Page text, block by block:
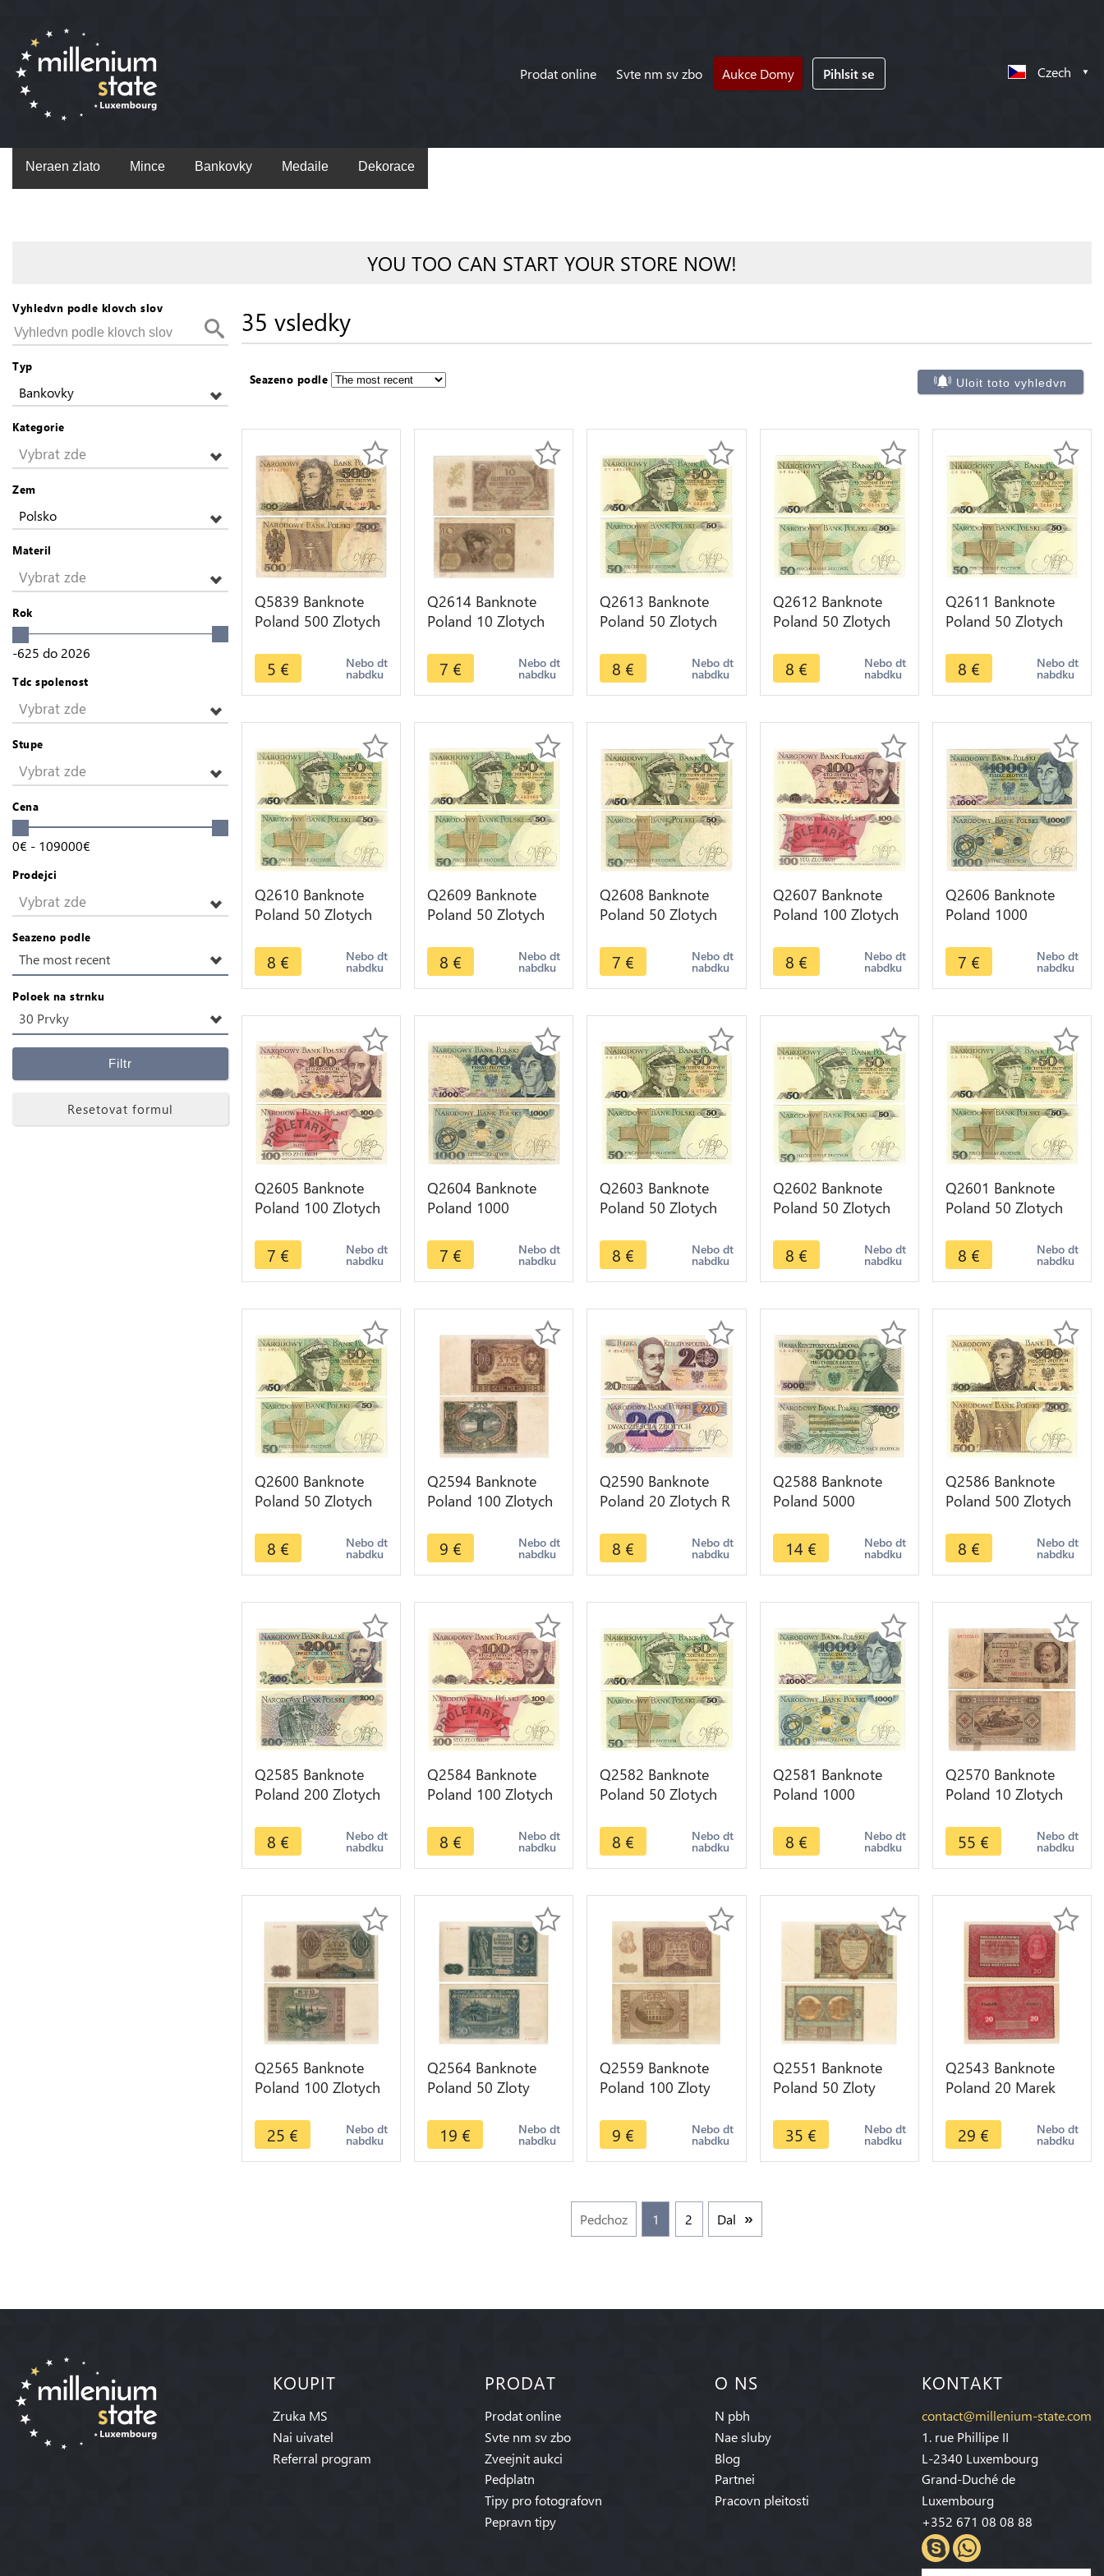
Prodat online Svte nm sv zbo Aukce Domy Pihlsit se Czech
Neraen zlato Mince Bankovky Medaile Dekorace
YOU TOO CAN START YOUR STORE NOW!
Vyhledvn podle klovch slov
Typ
Bankovky
Kategorie
Vybrat zde
Zem
Polsko
Materil
Vybrat zde
Rok
-625 do 2026
Tdc spolenost
Vybrat zde
Stupe
Vybrat zde
Cena
0€ - 109000€
Prodejci
Vybrat zde
Seazeno podle
The most recent
Poloek na strnku
30 Prvky
Filtr
Resetovat formul
35 vsledky
Seazeno podle Uloit toto vyhledvn
Q5839 Banknote
Poland 500 Zlotych
1982 -> Make offer
5 € Nebo dt
nabdku
Q2614 Banknote
Poland 10 Zlotych
7 € Nebo dt
nabdku
Q2613 Banknote
Poland 50 Zlotych
1988 UNC -- Make
Offer
8 € Nebo dt
nabdku
Q2612 Banknote
Poland 50 Zlotych
1988 UNC -- Make
Offer
8 € Nebo dt
nabdku
Q2611 Banknote
Poland 50 Zlotych
1988 UNC -- Make
Offer
8 € Nebo dt
nabdku
Q2610 Banknote
Poland 50 Zlotych
1988 UNC -- Make
Offer
8 € Nebo dt
nabdku
Q2609 Banknote
Poland 50 Zlotych
1988 UNC -- Make
Offer
8 € Nebo dt
nabdku
Q2608 Banknote
Poland 50 Zlotych
1988 -- Make Offer
7 € Nebo dt
nabdku
Q2607 Banknote
Poland 100 Zlotych
1986 UNC -- Make
Offer
8 € Nebo dt
nabdku
Q2606 Banknote
Poland 1000
Kopernik 1982 --
Make Offer
7 € Nebo dt
nabdku
Q2605 Banknote
Poland 100 Zlotych
1988 AU -- Make
Offer
7 € Nebo dt
nabdku
Q2604 Banknote
Poland 1000
Kopernik 1982 --
Make Offer
7 € Nebo dt
nabdku
Q2603 Banknote
Poland 50 Zlotych
1988 UNC -- Make
Offer
8 € Nebo dt
nabdku
Q2602 Banknote
Poland 50 Zlotych
1988 UNC -- Make
Offer
8 € Nebo dt
nabdku
Q2601 Banknote
Poland 50 Zlotych
1988 UNC -- Make
Offer
8 € Nebo dt
nabdku
Q2600 Banknote
Poland 50 Zlotych
1988 UNC -- Make
Offer
8 € Nebo dt
nabdku
Q2594 Banknote
Poland 100 Zlotych
Poniatowski 1934 -
Make Offer
9 € Nebo dt
nabdku
Q2590 Banknote
Poland 20 Zlotych R
-- Make Offer
8 € Nebo dt
nabdku
Q2588 Banknote
Poland 5000
1982 UNC -- Make
Offer
14 € Nebo dt
nabdku
Q2586 Banknote
Poland 500 Zlotych
1982 UNC -- Make
Offer
8 € Nebo dt
nabdku
Q2585 Banknote
Poland 200 Zlotych
UNC -- Make Offer
8 € Nebo dt
nabdku
Q2584 Banknote
Poland 100 Zlotych
1986 UNC -- Make
Offer
8 € Nebo dt
nabdku
Q2582 Banknote
Poland 50 Zlotych
1988 UNC -- Make
Offer
8 € Nebo dt
nabdku
Q2581 Banknote
Poland 1000
Kopernik 1982 UNC
-- Make Offer
8 € Nebo dt
nabdku
Q2570 Banknote
Poland 10 Zlotych
55 € Nebo dt
nabdku
Q2565 Banknote
Poland 100 Zlotych
25 € Nebo dt
nabdku
Q2564 Banknote
Poland 50 Zloty
AU -- Make Offer
19 € Nebo dt
nabdku
Q2559 Banknote
Poland 100 Zloty
9 € Nebo dt
nabdku
Q2551 Banknote
Poland 50 Zloty
Offer
35 € Nebo dt
nabdku
Q2543 Banknote
Poland 20 Marek
1919 UNC -- Make
Offer
29 € Nebo dt
nabdku
Pedchoz 1 2 Dal
KOUPIT
Zruka MS
Nai uivatel
Referral program
PRODAT
Prodat online
Svte nm sv zbo
Zveejnit aukci
Pedplatn
Tipy pro fotografovn
Pepravn tipy
O NS
N pbh
Nae sluby
Blog
Partnei
Pracovn pleitosti
KONTAKT
contact@millenium-state.com
1. rue Phillipe II
L-2340 Luxembourg
Grand-Duché de
Luxembourg
+352 671 08 08 88